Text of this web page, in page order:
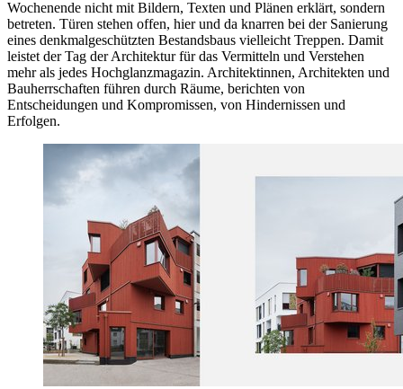
Wochenende nicht mit Bildern, Texten und Plänen erklärt, sondern
betreten. Türen stehen offen, hier und da knarren bei der Sanierung
eines denkmalgeschützten Bestandsbaus vielleicht Treppen. Damit
leistet der Tag der Architektur für das Vermitteln und Verstehen
mehr als jedes Hochglanzmagazin. Architektinnen, Architekten und
Bauherrschaften führen durch Räume, berichten von
Entscheidungen und Kompromissen, von Hindernissen und
Erfolgen.